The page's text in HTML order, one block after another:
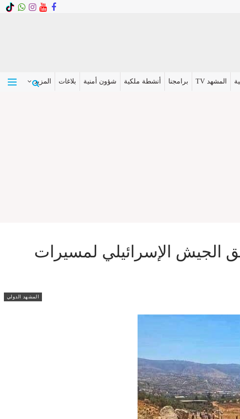
المشهد TV برامجنا أنشطة ملكية شؤون أمنية بلاغات المزيد
الجيش الإسرائيلي لمسيرات
المشهد الدولي